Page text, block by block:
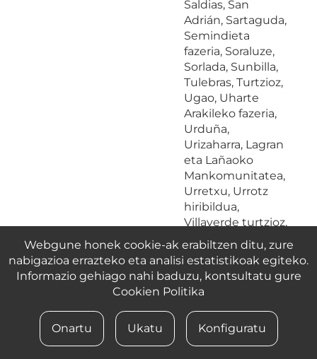
Saldias, San
Adrián, Sartaguda,
Semindieta
fazeria, Soraluze,
Sorlada, Sunbilla,
Tulebras, Turtzioz,
Ugao, Uharte
Arakileko fazeria,
Urduña,
Urizaharra, Lagran
eta Lañaoko
Mankomunitatea,
Urretxu, Urrotz
hiribildua,
Villaverde turtzioz,
Zalduondo,
Zarautz, Ziburu,
Zierbena, Ziritza,56
fazeria, Zuñigako
Allineko fazeria,
Antzineko fazeria,
Webgune honek cookie-ak erabiltzen ditu, zure
nabigazioa errazteko eta analisi estatistikoak egiteko.
Informazio gehiago nahi baduzu, kontsultatu gure
Cookien Politika
Onartu Ukatu Konfiguratu